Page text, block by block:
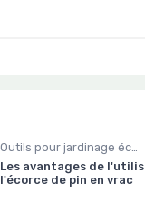
Outils pour jardinage écologique
Les avantages de
l'écorce de pin en vrac